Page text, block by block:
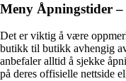
Meny Åpningstider
Det er viktig å være
butikk til butikk avhengig
anbefaler alltid å sjekke
på deres offisielle nettside